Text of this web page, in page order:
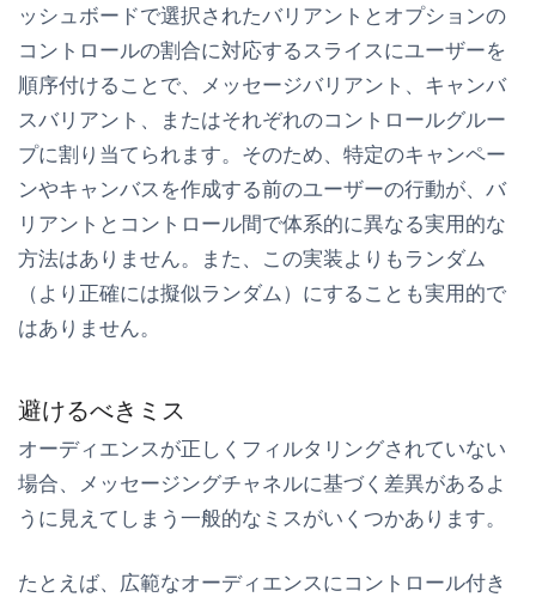
ッシュボードで選択されたバリアントとオプションの
コントロールの割合に対応するスライスにユーザーを
順序付けることで、メッセージバリアント、キャンバ
スバリアント、またはそれぞれのコントロールグルー
プに割り当てられます。そのため、特定のキャンペー
ンやキャンバスを作成する前のユーザーの行動が、バ
リアントとコントロール間で体系的に異なる実用的な
方法はありません。また、この実装よりもランダム
（より正確には擬似ランダム）にすることも実用的で
はありません。
避けるべきミス
オーディエンスが正しくフィルタリングされていない
場合、メッセージングチャネルに基づく差異があるよ
うに見えてしまう一般的なミスがいくつかあります。
たとえば、広範なオーディエンスにコントロール付き